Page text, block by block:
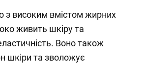
з високим вмістом жирних
живить шкіру та
Воно також
шкіри та зволожує